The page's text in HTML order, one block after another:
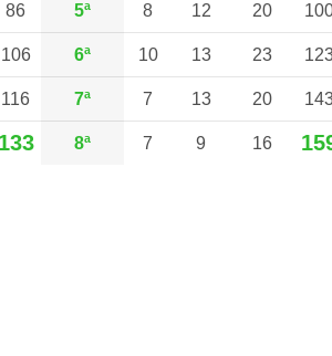
86 5ª 8 12 20
106 6ª 10 13 23
116 7ª 7 13 20
133 8ª 7 9 16